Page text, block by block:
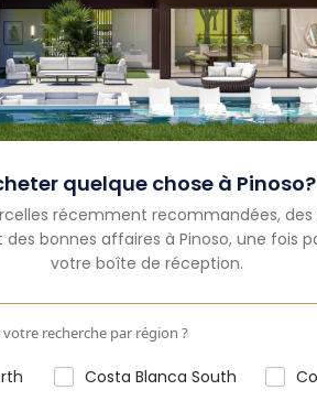
quelque chose à Pinoso?
récemment recommandées,
bonnes affaires à Pinoso, une fois
votre boîte de réception.
recherche par région ?
Costa Blanca South
Propriété
Villa
La
À
Vendre